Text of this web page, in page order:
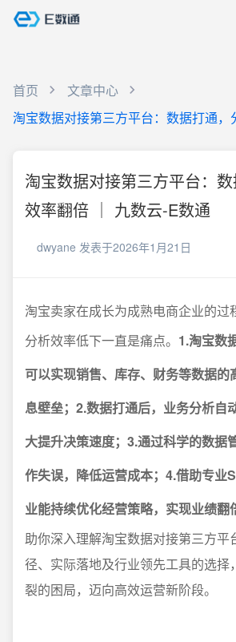
首页
文章中心
淘宝数据对接第三方平台：数据打通，
淘宝数据对接第三方平台：
效率翻倍 ｜ 九数云-E数通
dwyane 发表于2026年1月21日
淘宝卖家在成长为成熟电商企业的过
分析效率低下一直是痛点。 1.淘宝数
可以实现销售、库存、财务等数据的
息壁垒；2.数据打通后，业务分析自
大提升决策速度；3.通过科学的数据
作失误，降低运营成本；4.借助专业
业能持续优化经营策略，实现业绩翻
助你深入理解淘宝数据对接第三方平
径、实际落地及行业领先工具的选择
裂的困局，迈向高效运营新阶段。